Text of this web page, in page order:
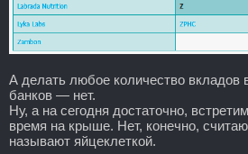
А делать любое количество вкладов
банков — нет.
Ну, а на сегодня достаточно,
время на крыше. Нет, конечно,
называют яйцеклеткой.